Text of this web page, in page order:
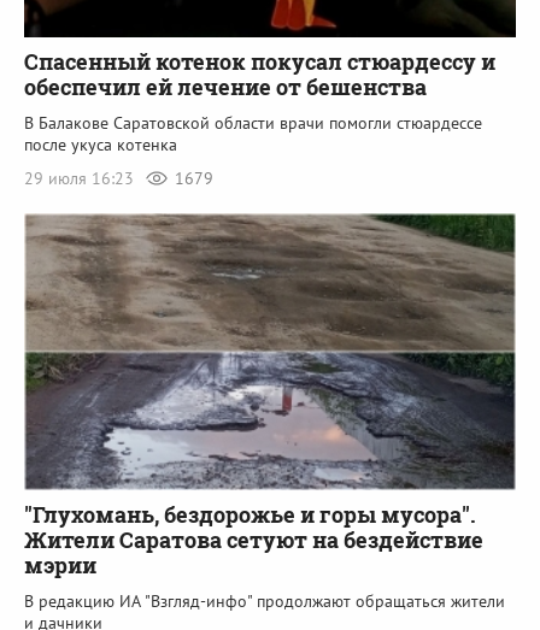
Спасенный котенок покусал стюардессу и
обеспечил ей лечение от бешенства
В Балакове Саратовской области врачи помогли стюардессе
после укуса котенка
29 июля 16:23
1679
"Глухомань, бездорожье и горы мусора".
Жители Саратова сетуют на бездействие
мэрии
В редакцию ИА "Взгляд-инфо" продолжают обращаться жители
и дачники